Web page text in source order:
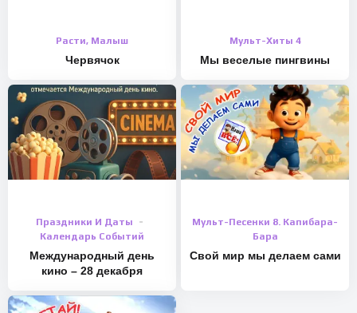
Расти, Малыш
Червячок
Мульт-Хиты 4
Мы веселые пингвины
Праздники И Даты
Календарь Событий
Международный день
кино – 28 декабря
Мульт-Песенки 8. Капибара-
Бара
Свой мир мы делаем сами